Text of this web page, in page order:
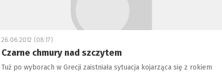
26.06.2012 (08:17)
Czarne chmury nad szczytem
Tuż po wyborach w Grecji zaistniała sytuacja kojarząca się z rokiem